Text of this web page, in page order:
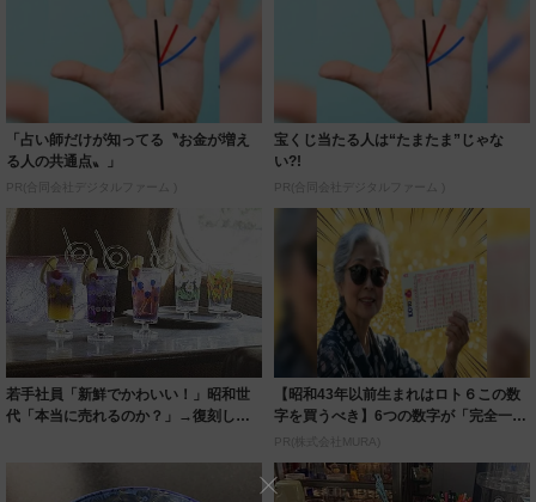
「占い師だけが知ってる〝お金が増え
る人の共通点〟」
PR(合同会社デジタルファーム )
宝くじ当たる人は“たまたま”じゃな
い?!
PR(合同会社デジタルファーム )
若手社員「新鮮でかわいい！」昭和世
代「本当に売れるのか？」→復刻して
【昭和43年以前生まれはロト６この数
字を買うべき】6つの数字が「完全一
致」する方...
PR(株式会社MURA)